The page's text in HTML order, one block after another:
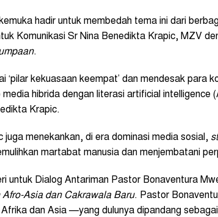
hadir untuk membedah tema ini dari
Komunikasi Sr Nina Benedikta Krapic, MZV
.
‘pilar kekuasaan keempat’ dan mendesak para
hibrida dengan literasi artificial intelligence
Krapic.
juga menekankan, di era dominasi media sosial,
martabat manusia dan menjembatani
untuk Dialog Antariman Pastor Bonaventura
Afro-Asia dan Cakrawala Baru. Pastor
dan Asia —yang dulunya dipandang